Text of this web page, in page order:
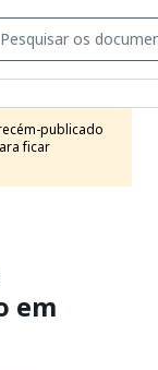
publicado
ficar
em